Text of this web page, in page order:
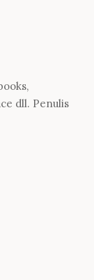
dll. Penulis